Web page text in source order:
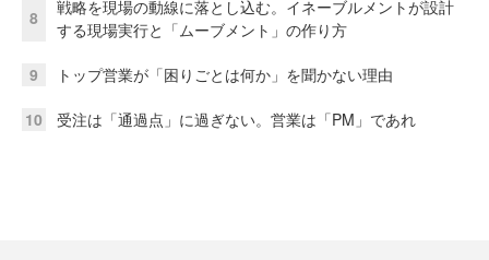
8
戦略を現場の動線に落とし込む。イネーブルメントが設計
する現場実行と「ムーブメント」の作り方
9 トップ営業が「困りごとは何か」を聞かない理由
10 受注は「通過点」に過ぎない。営業は「PM」であれ